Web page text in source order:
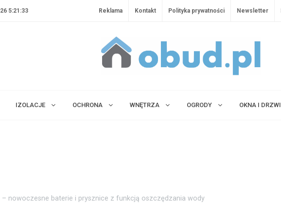
5:21:35 Reklama Kontakt Polityka prywatności Newsletter
IZOLACJE OCHRONA WNĘTRZA OGRODY OKNA I DRZWI
– nowoczesne baterie i prysznice z funkcją oszczędzania wody